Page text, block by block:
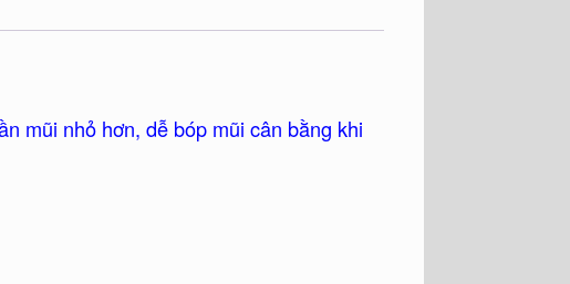
mũi nhỏ hơn, dễ bóp mũi cân bằng khi